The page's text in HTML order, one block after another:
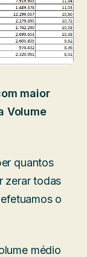
maior
Volume
quantos
zerar todas
o
médio